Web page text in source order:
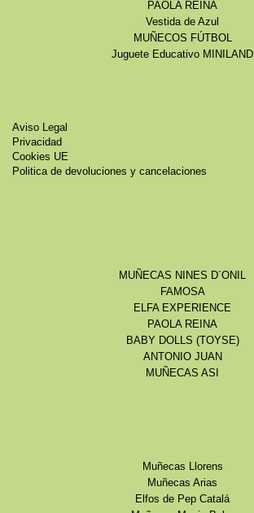
PAOLA REINA
Vestida de Azul
MUÑECOS FÚTBOL
Juguete Educativo MINILAND
Aviso Legal
Privacidad
Cookies UE
Politica de devoluciones y cancelaciones
MUÑECAS NINES D´ONIL
FAMOSA
ELFA EXPERIENCE
PAOLA REINA
BABY DOLLS (TOYSE)
ANTONIO JUAN
MUÑECAS ASI
Muñecas Llorens
Muñecas Arias
Elfos de Pep Catalá